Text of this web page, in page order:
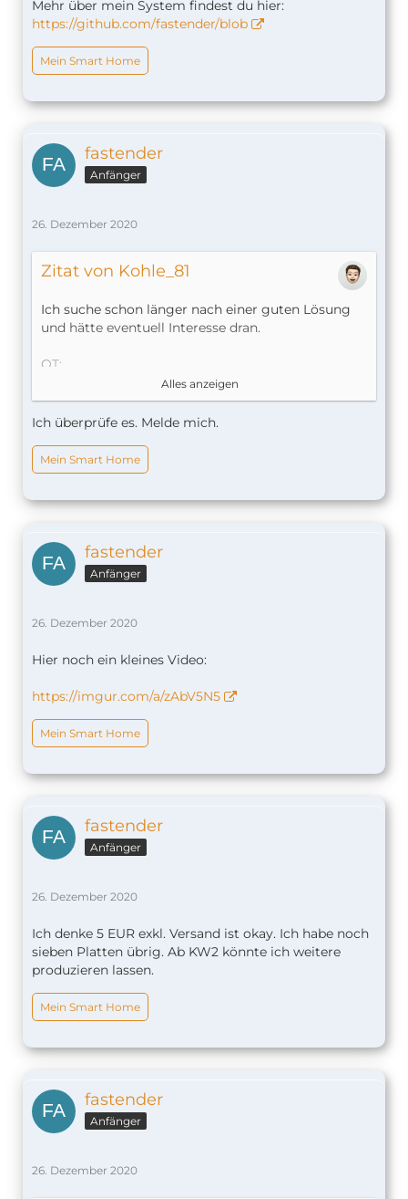
Mehr über mein System findest du hier:
https://github.com/fastender/blob
Mein Smart Home
fastender
Anfänger
26. Dezember 2020
Zitat von Kohle_81
Ich suche schon länger nach einer guten Lösung
und hätte eventuell Interesse dran.
OT:
Kurze Frage noch zu den Ikea Schalter, sind diese
auch über die Hue Bridge integrierbar?
bräuchte dann schon so ca. 15 Stück?
Alles anzeigen
Ich überprüfe es. Melde mich.
Mein Smart Home
fastender
Anfänger
26. Dezember 2020
Hier noch ein kleines Video:
https://imgur.com/a/zAbV5N5
Mein Smart Home
fastender
Anfänger
26. Dezember 2020
Ich denke 5 EUR exkl. Versand ist okay. Ich habe noch
sieben Platten übrig. Ab KW2 könnte ich weitere
produzieren lassen.
Mein Smart Home
fastender
Anfänger
26. Dezember 2020